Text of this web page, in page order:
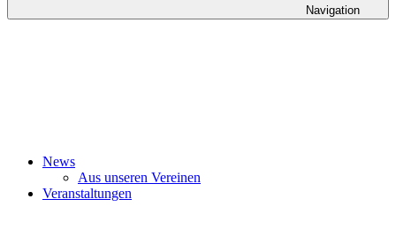
Navigation
News
Aus unseren Vereinen
Veranstaltungen